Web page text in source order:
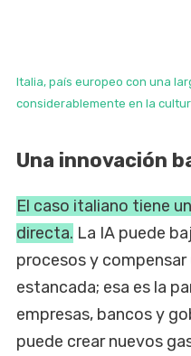
Italia, país europeo con una
considerablemente en la
Una innovación
El caso italiano tiene
directa. La IA puede
procesos y
estancada; esa es la
empresas, bancos y
puede crear nuevos